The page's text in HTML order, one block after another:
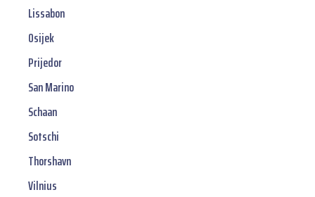
Lissabon
Osijek
Prijedor
San Marino
Schaan
Sotschi
Thorshavn
Vilnius